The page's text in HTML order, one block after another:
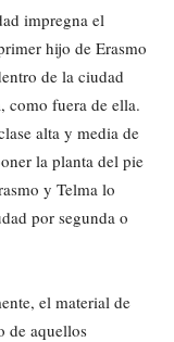
impregna el
hijo de Erasmo
de la ciudad
como fuera de ella.
alta y media de
la planta del pie
y Telma lo
por segunda o
el material de
de aquellos